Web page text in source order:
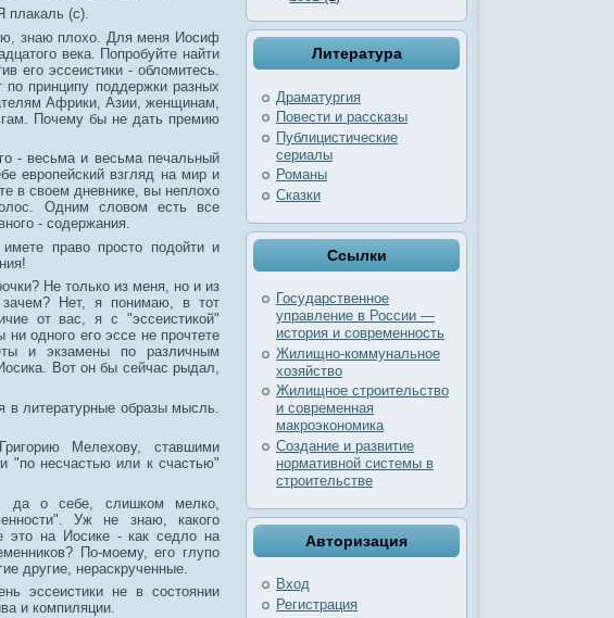
плакаль (с).
знаю плохо. Для меня Иосиф
века. Попробуйте найти
его эссеистики - обломитесь.
принципу поддержки разных
Африки, Азии, женщинам,
Почему бы не дать премию
- весьма и весьма печальный
европейский взгляд на мир и
в своем дневнике, вы неплохо
Одним словом есть все
- содержания.
право просто подойти и
Не только из меня, но и из
зачем? Нет, я понимаю, в тот
от вас, я с "эссеистикой"
одного его эссе не прочтете
и экзамены по различным
Вот он бы сейчас рыдал,
в литературные образы мысль.
Мелехову, ставшими
"по несчастью или к счастью"
да о себе, слишком мелко,
Уж не знаю, какого
это на Иосике - как седло на
По-моему, его глупо
другие, нераскрученные.
эссеистики не в состоянии
и компиляции.
Литература
Драматургия
Повести и рассказы
Публицистические
сериалы
Романы
Сказки
Ссылки
Государственное
управление в России —
история и современность
Жилищно-коммунальное
хозяйство
Жилищное строительство
и современная
макроэкономика
Создание и развитие
нормативной системы в
строительстве
Авторизация
Вход
Регистрация